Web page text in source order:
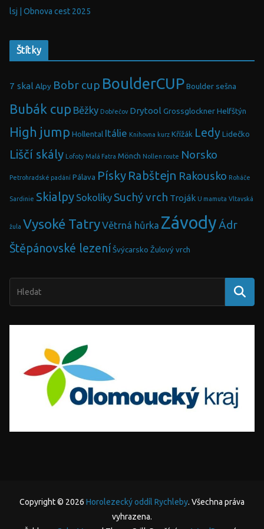
lsj | Obnova cest 2025
Štítky
7 skal Alpy Bobr cup BoulderCUP Boulder sešna
Bubák cup Běžky Dobřečov Drytool Grossglockner Helfštýn
High jump Hollental Itálie Knihovna kurz Křížák Ledy Lidečko
Liščí skály Lofoty Malá Fatra Mönch Nollen route Norsko
Petrohradské padání Pálava Písky Rabštejn Rakousko Roháče
Sardinie Skialpy Sokolíky Suchý vrch Troják U mamuta Vltavská
žula Vysoké TatryVětrná hůrka ZávodyÁdr
Štěpánovské lezení Švýcarsko Žulový vrch
Copyright © 2026 Horolezecký oddíl Rychleby. Všechna práva
vyhrazena.